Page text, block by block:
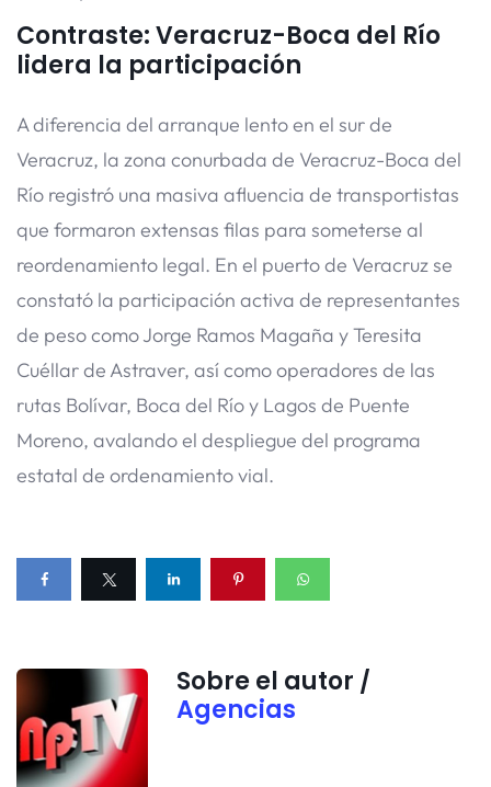
Contraste: Veracruz-Boca del Río
lidera la participación
A diferencia del arranque lento en el sur de
Veracruz, la zona conurbada de Veracruz-Boca del
Río registró una masiva afluencia de transportistas
que formaron extensas filas para someterse al
reordenamiento legal. En el puerto de Veracruz se
constató la participación activa de representantes
de peso como Jorge Ramos Magaña y Teresita
Cuéllar de Astraver, así como operadores de las
rutas Bolívar, Boca del Río y Lagos de Puente
Moreno, avalando el despliegue del programa
estatal de ordenamiento vial.
Sobre el autor /
Agencias